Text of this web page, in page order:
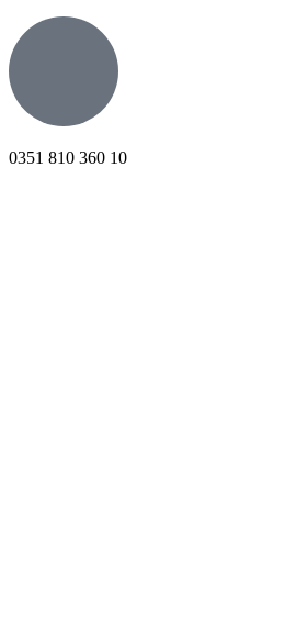
0351 810 360 10